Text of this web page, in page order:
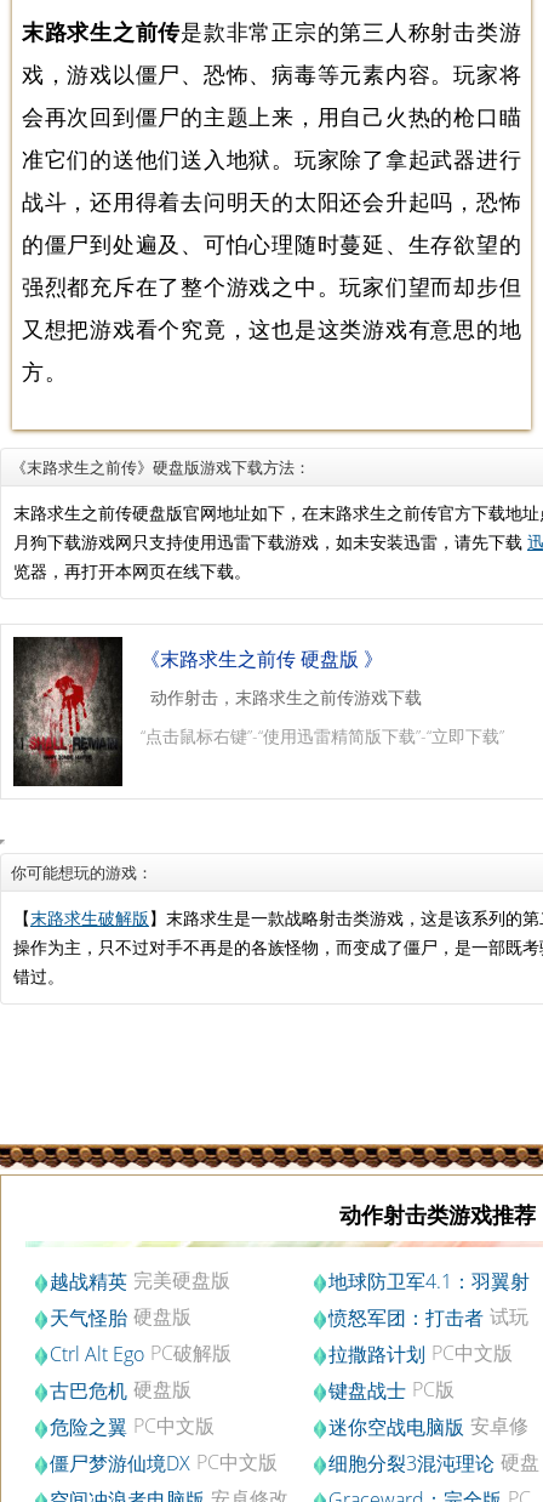
末路求生之前传是款非常正宗的第三人称射击类游
戏，游戏以僵尸、恐怖、病毒等元素内容。玩家将
会再次回到僵尸的主题上来，用自己火热的枪口瞄
准它们的送他们送入地狱。玩家除了拿起武器进行
战斗，还用得着去问明天的太阳还会升起吗，恐怖
的僵尸到处遍及、可怕心理随时蔓延、生存欲望的
强烈都充斥在了整个游戏之中。玩家们望而却步但
又想把游戏看个究竟，这也是这类游戏有意思的地
方。
《末路求生之前传》硬盘版游戏下载方法：
末路求生之前传硬盘版官网地址如下，在末路求生之前传官方下载地
月狗下载游戏网只支持使用迅雷下载游戏，如未安装迅雷，请先下载
览器，再打开本网页在线下载。
《末路求生之前传 硬盘版 》
动作射击，末路求生之前传游戏下载
“点击鼠标右键”-“使用迅雷精简版下载”-“立即下载”
你可能想玩的游戏：
【末路求生破解版】末路求生是一款战略射击类游戏，这是该系列的
操作为主，只不过对手不再是的各族怪物，而变成了僵尸，是一部既
错过。
动作射击类游戏推荐
越战精英 完美硬盘版
地球防卫军4.1：羽翼射
手 硬盘版
天气怪胎 硬盘版 愤怒军团：打击者 试玩
版
Ctrl Alt Ego PC破解版 拉撒路计划 PC中文版
古巴危机 硬盘版 键盘战士 PC版
危险之翼 PC中文版 迷你空战电脑版 安卓修
改金币版
僵尸梦游仙境DX PC中文版 细胞分裂3混沌理论 硬盘
版